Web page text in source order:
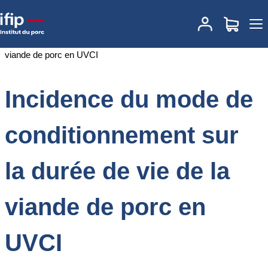
Accueil
Incidence du mode de conditionnement
sur la durée de vie de la viande de porc en UVCI
Incidence du mode de
conditionnement sur
la durée de vie de la
viande de porc en
UVCI